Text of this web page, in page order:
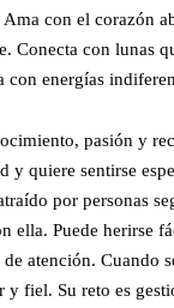
con el corazón
Conecta con lunas
con energías
pasión y
y quiere sentirse
por personas
ella. Puede herirse
atención. Cuando
y fiel. Su reto es